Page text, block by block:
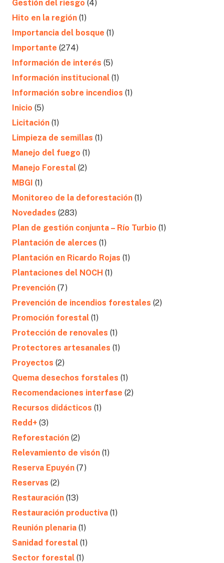
Gestión del riesgo (4)
Hito en la región (1)
Importancia del bosque (1)
Importante (274)
Información de interés (5)
Información institucional (1)
Información sobre incendios (1)
Inicio (5)
Licitación (1)
Limpieza de semillas (1)
Manejo del fuego (1)
Manejo Forestal (2)
MBGI (1)
Monitoreo de la deforestación (1)
Novedades (283)
Plan de gestión conjunta – Río Turbio (1)
Plantación de alerces (1)
Plantación en Ricardo Rojas (1)
Plantaciones del NOCH (1)
Prevención (7)
Prevención de incendios forestales (2)
Promoción forestal (1)
Protección de renovales (1)
Protectores artesanales (1)
Proyectos (2)
Quema desechos forstales (1)
Recomendaciones interfase (2)
Recursos didácticos (1)
Redd+ (3)
Reforestación (2)
Relevamiento de visón (1)
Reserva Epuyén (7)
Reservas (2)
Restauración (13)
Restauración productiva (1)
Reunión plenaria (1)
Sanidad forestal (1)
Sector forestal (1)